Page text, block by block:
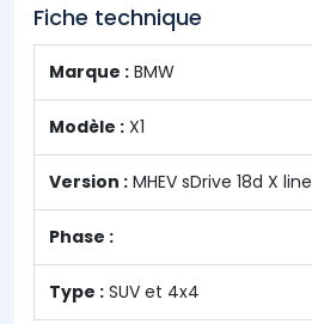
Fiche technique
Marque : BMW
Modèle : X1
Version : MHEV sDrive 18d X line
Phase :
Type : SUV et 4x4